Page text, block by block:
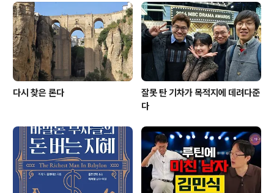
다시 찾은 론다
잘못 탄 기차가 목적지에 데려다준
다